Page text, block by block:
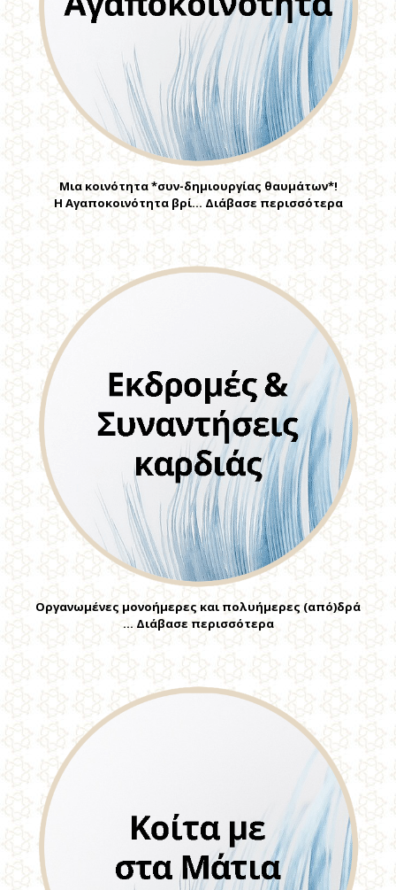
Μια κοινότητα *συν-δημιουργίας θαυμάτων*!
Η Αγαποκοινότητα βρί… Διάβασε περισσότερα
Οργανωμένες μονοήμερες και πολυήμερες (από)δρά
… Διάβασε περισσότερα